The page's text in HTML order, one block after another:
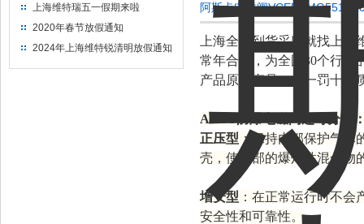
上海维特瑞五一假期来啦
2020年春节放假通知
2024年上海维特锐清明放假通知
阿斯卡电磁阀
上海全新到货采购就找上
常年合作，为全国30个行业
产品原装产品，假一罚十，
ASCO防爆电磁阀还可分为
正压型 ：保持内部保护气
壳，使内部的爆炸性混合物
增安型 ：在正常运行时不
安全性和可靠性。